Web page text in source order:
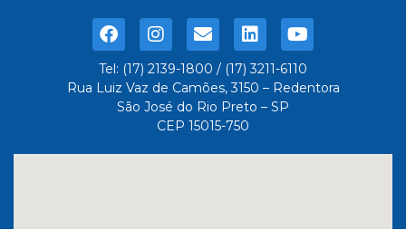
Tel: (17) 2139-1800 / (17) 3211-6110
Rua Luiz Vaz de Camões, 3150 – Redentora
São José do Rio Preto – SP
CEP 15015-750